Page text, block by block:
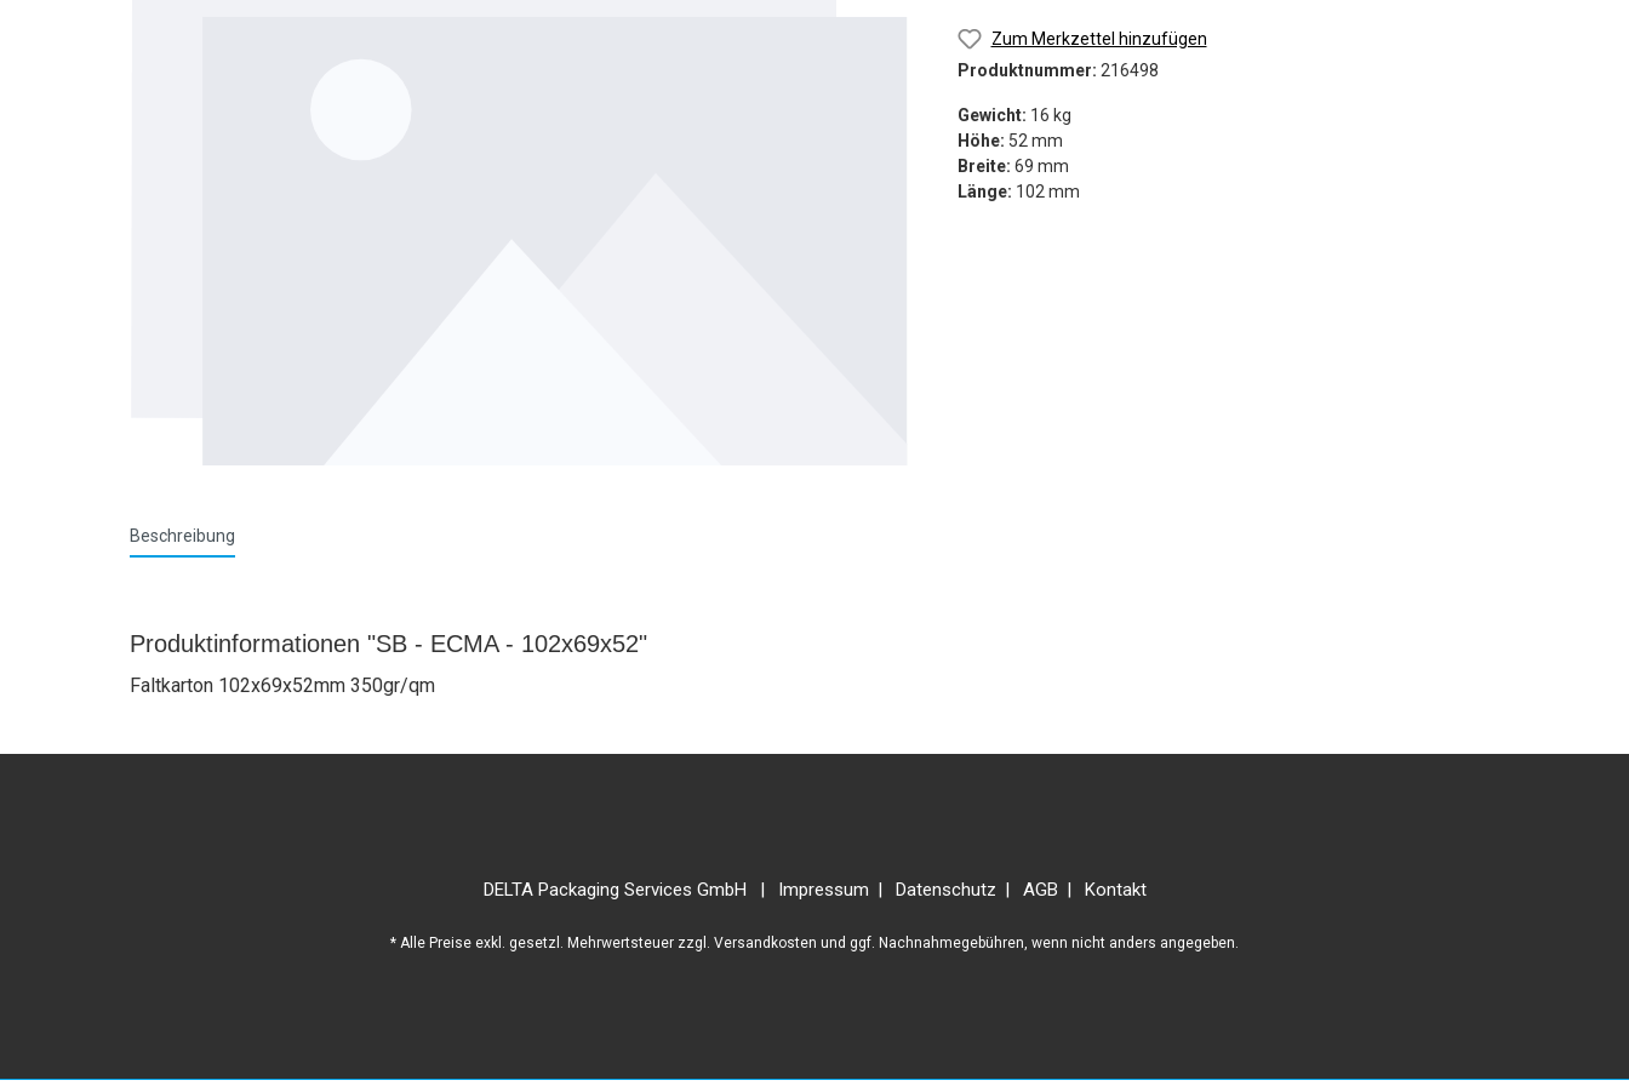
Timber
Zum Merkzettel hinzufügen
Produktnummer: 216498
Gewicht: 16 kg
Höhe: 52 mm
Breite: 69 mm
Länge: 102 mm
Beschreibung
Produktinformationen "SB - ECMA - 102x69x52"
Faltkarton 102x69x52mm 350gr/qm
DELTA Packaging Services GmbH Impressum Datenschutz AGB Kontakt
* Alle Preise exkl. gesetzl. Mehrwertsteuer zzgl. Versandkosten und ggf. Nachnahmegebühren, wenn nicht anders angegeben.